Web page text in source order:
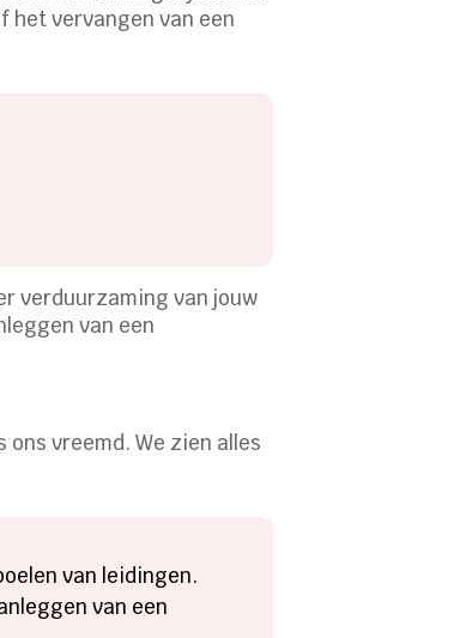
het vervangen van een
verduurzaming van jouw
van een
vreemd. We zien alles
van leidingen.
van een